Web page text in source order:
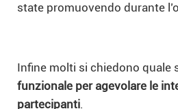
state promuovendo durante
Infine molti si chiedono quale
funzionale per agevolare le
partecipanti.